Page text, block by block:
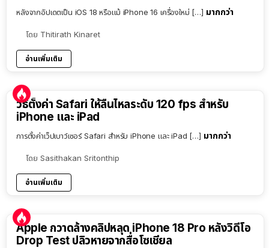
หลังจากอัปเดตเป็น iOS 18 หรือแม้ iPhone 16 เครื่องใหม่ […] มากกว่า
โดย Thitirath Kinaret
อ่านเพิ่มเติม
วิธีตั้งค่า Safari ให้ลื่นไหลระดับ 120 fps สำหรับ
iPhone และ iPad
การตั้งค่าเว็ปเบาว์เซอร์ Safari สำหรับ iPhone และ iPad […] มากกว่า
โดย Sasithakan Sritonthip
อ่านเพิ่มเติม
Apple กวาดล้างคลิปหลุด iPhone 18 Pro หลังวิดีโอ
Drop Test ปลิวหายจากสื่อโซเชียล